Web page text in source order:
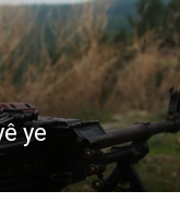
ye